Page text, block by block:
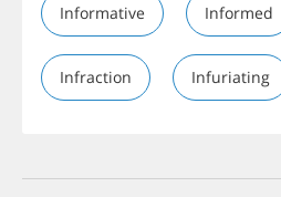
Informative Informed
Infraction Infuriating